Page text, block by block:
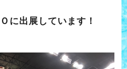
に出展しています！